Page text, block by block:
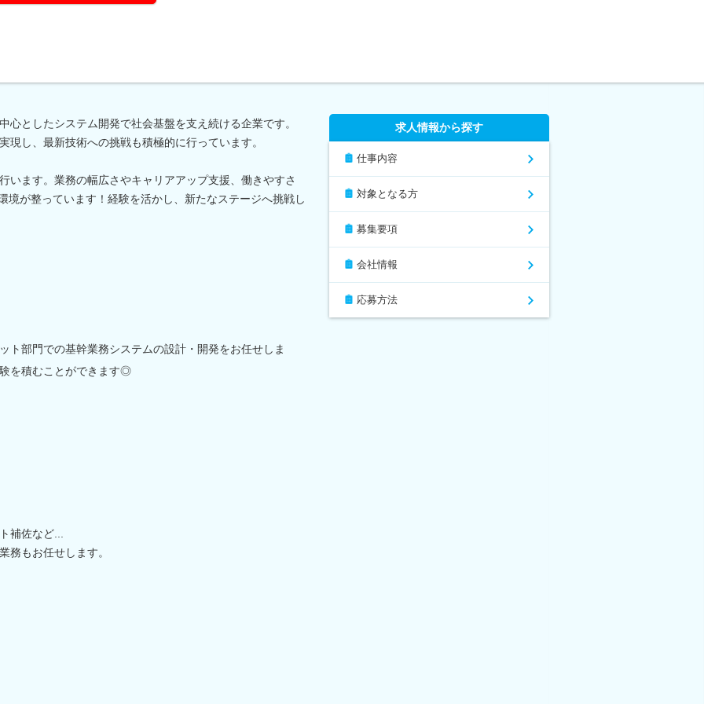
心としたシステム開発で社会基盤を支え続ける企業です。
現し、最新技術への挑戦も積極的に行っています。
います。業務の幅広さやキャリアアップ支援、働きやすさ
境が整っています！経験を活かし、新たなステージへ挑戦し
ト部門での基幹業務システムの設計・開発をお任せしま
を積むことができます◎
補佐など...
務もお任せします。
求人情報から探す
仕事内容
対象となる方
募集要項
会社情報
応募方法